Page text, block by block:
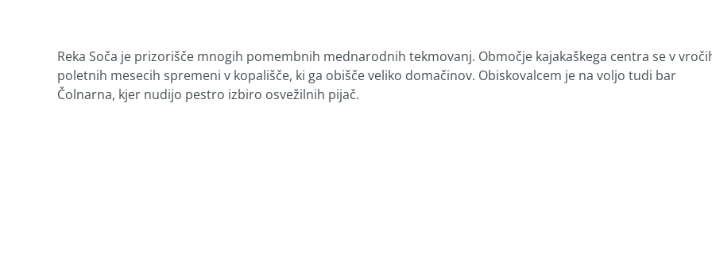
Reka Soča je prizorišče mnogih pomembnih mednarodnih tekmovanj. Območje kajakaškega centra se v
poletnih mesecih spremeni v kopališče, ki ga obišče veliko domačinov. Obiskovalcem je na voljo tudi bar
Čolnarna, kjer nudijo pestro izbiro osvežilnih pijač.